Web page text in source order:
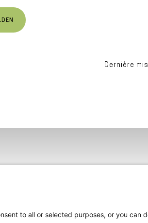
Dernière
to all or selected purposes, or you can